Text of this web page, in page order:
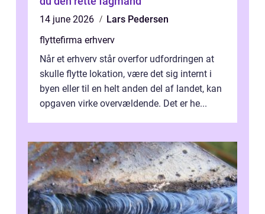
14 june 2026
Lars Pedersen
flyttefirma erhverv
Når et erhverv står overfor udfordringen at
skulle flytte lokation, være det sig internt i
byen eller til en helt anden del af landet, kan
opgaven virke overvældende. Det er he...